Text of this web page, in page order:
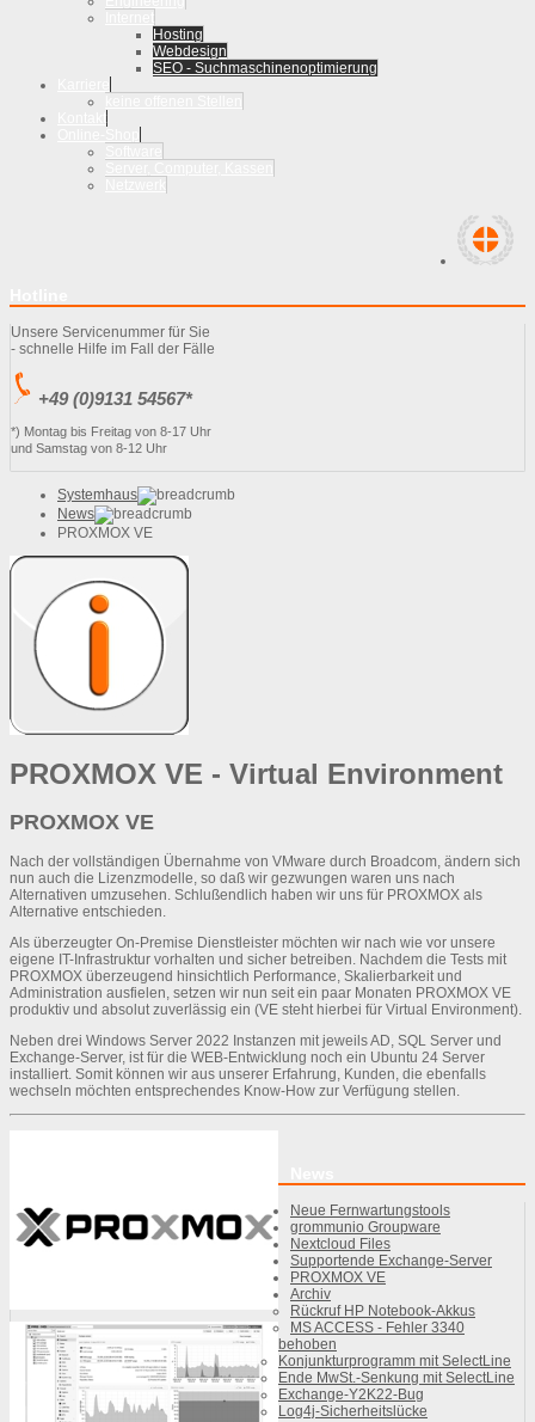
Hosting
Webdesign
SEO - Suchmaschinenoptimierung
Unsere Servicenummer für Sie
- schnelle Hilfe im Fall der Fälle
+49 (0)9131 54567*
*) Montag bis Freitag von 8-17 Uhr
und Samstag von 8-12 Uhr
Systemhaus
News
PROXMOX VE
PROXMOX VE - Virtual Environment
PROXMOX VE
Nach der vollständigen Übernahme von VMware durch Broadcom, ändern sich
nun auch die Lizenzmodelle, so daß wir gezwungen waren uns nach
Alternativen umzusehen. Schlußendlich haben wir uns für PROXMOX als
Alternative entschieden.
Als überzeugter On-Premise Dienstleister möchten wir nach wie vor unsere
eigene IT-Infrastruktur vorhalten und sicher betreiben. Nachdem die Tests mit
PROXMOX überzeugend hinsichtlich Performance, Skalierbarkeit und
Administration ausfielen, setzen wir nun seit ein paar Monaten PROXMOX VE
produktiv und absolut zuverlässig ein (VE steht hierbei für Virtual Environment).
Neben drei Windows Server 2022 Instanzen mit jeweils AD, SQL Server und
Exchange-Server, ist für die WEB-Entwicklung noch ein Ubuntu 24 Server
installiert. Somit können wir aus unserer Erfahrung, Kunden, die ebenfalls
wechseln möchten entsprechendes Know-How zur Verfügung stellen.
Neue Fernwartungstools
grommunio Groupware
Nextcloud Files
Supportende Exchange-Server
PROXMOX VE
Archiv
Rückruf HP Notebook-Akkus
MS ACCESS - Fehler 3340
behoben
Konjunkturprogramm mit SelectLine
Ende MwSt.-Senkung mit SelectLine
Exchange-Y2K22-Bug
Log4j-Sicherheitslücke